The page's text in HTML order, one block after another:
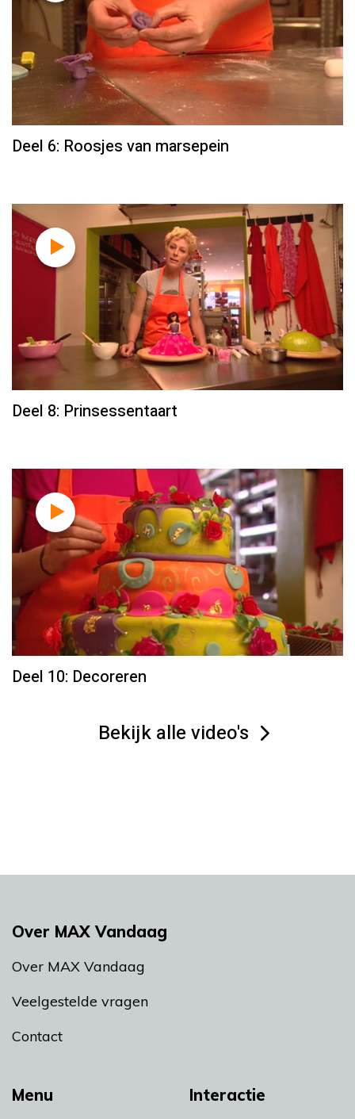
Deel 6: Roosjes van marsepein
Deel 8: Prinsessentaart
Deel 10: Decoreren
Bekijk alle video's
Menu Interactie
Over MAX Vandaag
Over MAX Vandaag
Veelgestelde vragen
Contact